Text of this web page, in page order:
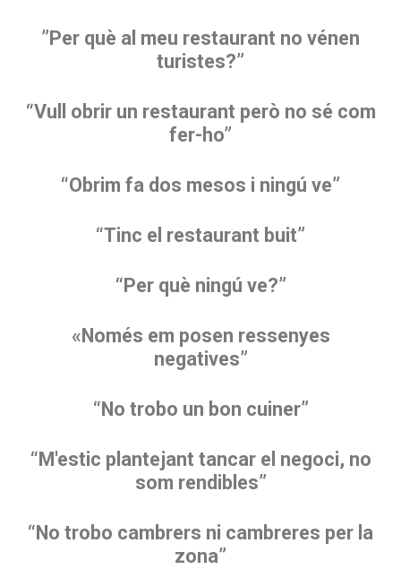
”Per què al meu restaurant no vénen
turistes?”
“Vull obrir un restaurant però no sé com
fer-ho”
“Obrim fa dos mesos i ningú ve”
“Tinc el restaurant buit”
“Per què ningú ve?”
«Només em posen ressenyes
negatives”
“No trobo un bon cuiner”
“M'estic plantejant tancar el negoci, no
som rendibles”
“No trobo cambrers ni cambreres per la
zona”